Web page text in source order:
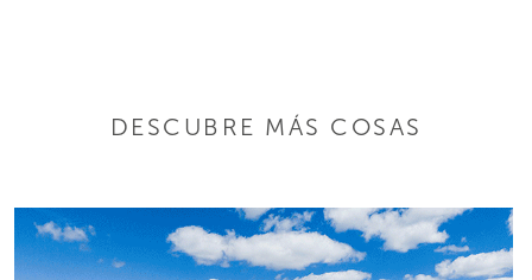
DESCUBRE MÁS COSAS